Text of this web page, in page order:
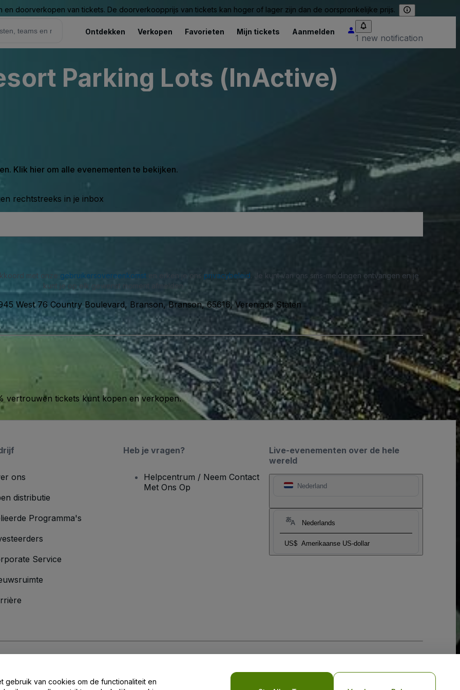
doorverkopen van tickets. De doorverkoopprijs van tickets kan hoger of lager zijn dan de oorspronkelijke prijs.
Ontdekken Verkopen Favorieten Mijn tickets Aanmelden
1 new notification
Parking Lots (InActive)
Klik hier om alle evenementen te bekijken.
rechtstreeks in je inbox
met onze gebruikersovereenkomst en erken je ons privacybeleid
. Je kunt van ons sms-meldingen ontvangen en je
kunt je op elk gewenst moment afmelden.
West 76 Country Boulevard, Branson, Branson, 65616, Verenigde Staten
vertrouwen tickets kunt kopen en verkopen.
Live-evenementen over de hele
wereld
Nederland
Nederlands
US$ Amerikaanse US-dollar
ons
distributie
Programma's
Service
Heb je vragen?
Helpcentrum / Neem Contact
Met Ons Op
privacybeleid voor mobiel
gebruik van cookies om de functionaliteit en